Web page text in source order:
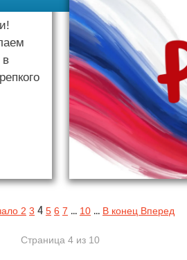
в
2 3 4 5 6 7 … 10 … В конец Вперед
Страница 4 из 10